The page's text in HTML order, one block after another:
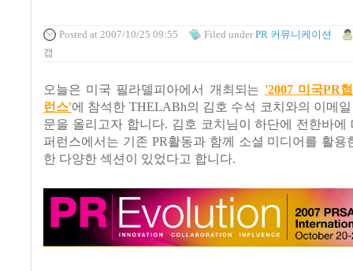
Posted at 2007/10/25 09:55 Filed under PR 커뮤니케이션
캡
오늘은 미국 필라델피아에서 개최되는 '2007 미국PR
런스'에 참석한 THELABh의 김호 수석 코치와의 이메
문을 올리고자 합니다. 김호 코치님이 하단에 전한바에
퍼런스에서는 기존 PR활동과 함께 소셜 미디어를 활용
한 다양한 섹션이 있었다고 합니다.